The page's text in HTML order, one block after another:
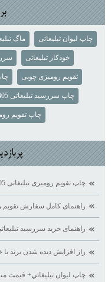
چاپ لیوان تبلیغاتی ماگ
خودکار تبلیغاتی
تقویم رومیزی چوبی
چاپ سررسید تبلیغاتی 1405
چاپ تقویم
چاپ تقویم رومیزی تبلیغاتی 1405+سفارش تقویم رومیزی اختصاصی
راهنمای کامل سفارش
راهنمای خرید سررسید تبلیغاتی ۱۴۰۵؛ یک انتخاب هوشمندانه برای
راز افزایش دیده ‌شدن برند با
چاپ ليوان تبليغاتي+ قيمت